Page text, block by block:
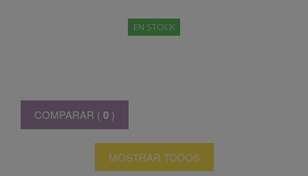
EN STOCK
COMPARAR ( 0 )
MOSTRAR TODOS